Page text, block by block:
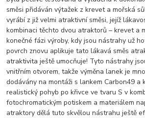
směsi přidáván výtažek z krevet a mořská
vyrábí z již velmi atraktivní směsi, jejíž
kombinaci těchto dvou atraktorů – krevet a
konečné fázi výroby, kdy jsou nástrahy už
povrch znovu aplikuje tato lákavá směs
atraktivita ještě umocňuje! Tyto nástrahy
vnitřním otvorem, takže výměna lanek je
dodávány na montáži s lankem Carbon49 a
realistický pohyb po křivce ve tvaru S v
fotochromatickým potiskem a materiálem
atraktory dělá tuto skvělou nástrahu ještě